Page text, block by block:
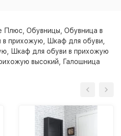
Плюс Обувницы Обувница в
в прихожую Шкаф для обуви
Шкаф для обуви в прихожую
высокий Галошница